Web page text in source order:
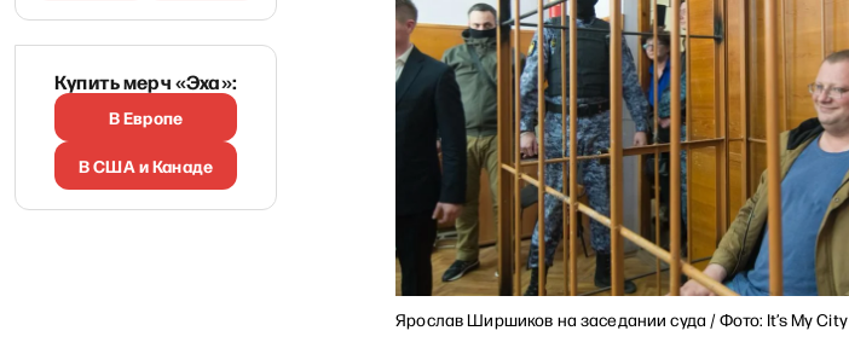
Купить мерч «Эха»:
В Европе
В США и Канаде
Ярослав Ширшиков на заседании суда / Фото: It’s My City